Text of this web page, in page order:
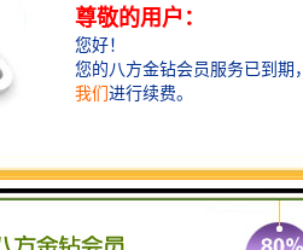
3. 加工：挖掘机筛分斗还可以
破碎、研磨等。通过筛分斗的
碎、研磨等处理，使其更加细腻
续作业，提高工作效率。它可
时，对物料进行筛分和处理，
总的来说，挖掘机筛分斗可以